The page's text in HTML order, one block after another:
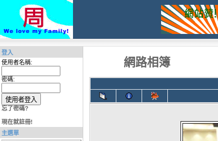
登入
使用者名稱:
密碼:
忘了密碼?
現在就註冊!
主選單
網路相簿